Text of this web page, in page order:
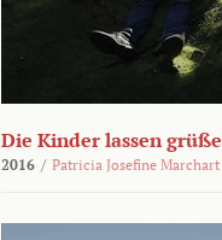
Die Kinder lassen
2016 / Patricia Josefine Marchart